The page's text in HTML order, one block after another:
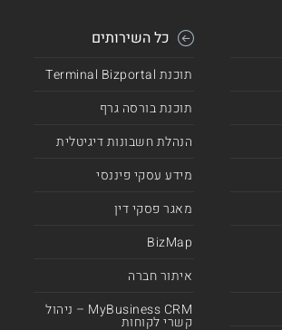
כל השירותים
תוכנת Terminal Bizportal
תוכנת בורסה גרף
הנהלת חשבונות דיגיטלית
מידע עסקי פיננסי
מאגר פסקי דין
BizMap
איתור חברה
MyBusiness CRM – ניהול
קשרי לקוחות